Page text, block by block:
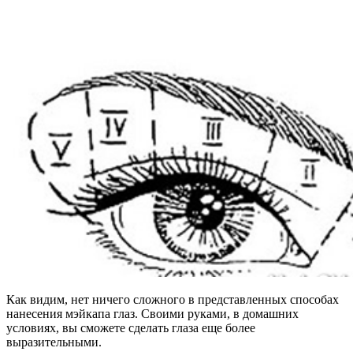
Как видим, нет ничего сложного в представленных способах
нанесения мэйкапа глаз. Своими руками, в домашних
условиях, вы сможете сделать глаза еще более
выразительными.